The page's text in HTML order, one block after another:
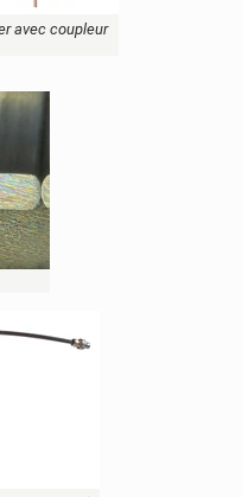
avec coupleur